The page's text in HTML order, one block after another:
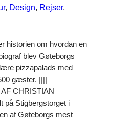
, Design, Rejser
historien om hvordan en
blev Gøteborgs
pizzapalads med
gæster. ||||
CHRISTIAN
på Stigbergstorget i
af Gøteborgs mest